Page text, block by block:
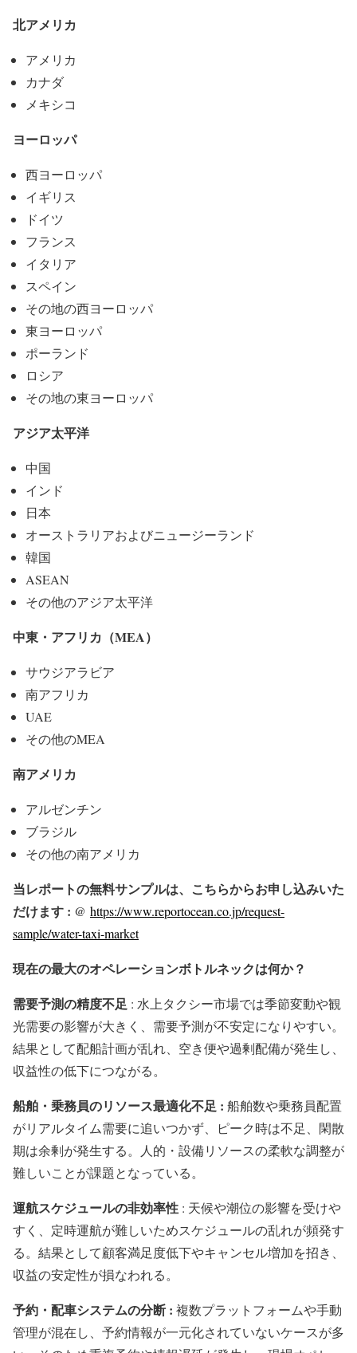
北アメリカ
アメリカ
カナダ
メキシコ
ヨーロッパ
西ヨーロッパ
イギリス
ドイツ
フランス
イタリア
スペイン
その地の西ヨーロッパ
東ヨーロッパ
ポーランド
ロシア
その地の東ヨーロッパ
アジア太平洋
中国
インド
日本
オーストラリアおよびニュージーランド
韓国
ASEAN
その他のアジア太平洋
中東・アフリカ（MEA）
サウジアラビア
南アフリカ
UAE
その他のMEA
南アメリカ
アルゼンチン
ブラジル
その他の南アメリカ
当レポートの無料サンプルは、こちらからお申し込みいた
だけます : @ https://www.reportocean.co.jp/request-
sample/water-taxi-market
現在の最大のオペレーションボトルネックは何か？
需要予測の精度不足 : 水上タクシー市場では季節変動や観
光需要の影響が大きく、需要予測が不安定になりやすい。
結果として配船計画が乱れ、空き便や過剰配備が発生し、
収益性の低下につながる。
船舶・乗務員のリソース最適化不足 : 船舶数や乗務員配置
がリアルタイム需要に追いつかず、ピーク時は不足、閑散
期は余剰が発生する。人的・設備リソースの柔軟な調整が
難しいことが課題となっている。
運航スケジュールの非効率性 : 天候や潮位の影響を受けや
すく、定時運航が難しいためスケジュールの乱れが頻発す
る。結果として顧客満足度低下やキャンセル増加を招き、
収益の安定性が損なわれる。
予約・配車システムの分断 : 複数プラットフォームや手動
管理が混在し、予約情報が一元化されていないケースが多